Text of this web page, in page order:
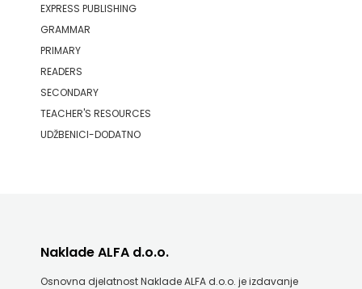
EXPRESS PUBLISHING
GRAMMAR
PRIMARY
READERS
SECONDARY
TEACHER'S RESOURCES
UDŽBENICI-DODATNO
Naklade ALFA d.o.o.
Osnovna djelatnost Naklade ALFA d.o.o. je izdavanje